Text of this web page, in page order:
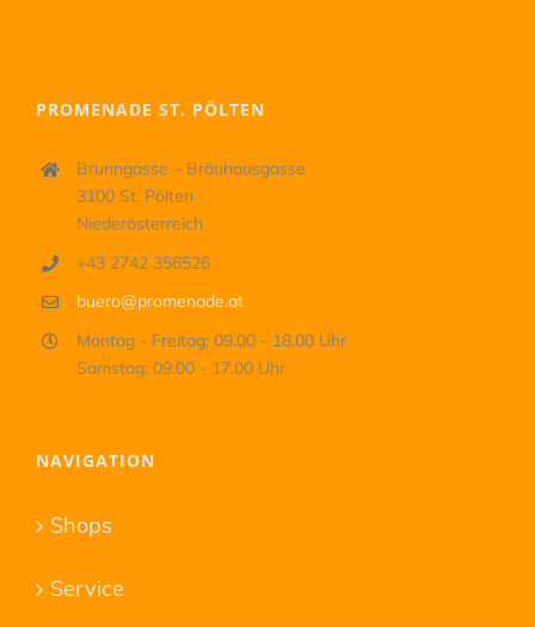
PROMENADE ST. PÖLTEN
Brunngasse – Bräuhausgasse
3100 St. Pölten
Niederösterreich
+43 2742 356526
buero@promenade.at
Montag - Freitag: 09.00 - 18.00 Uhr
Samstag: 09.00 - 17.00 Uhr
NAVIGATION
Shops
Service